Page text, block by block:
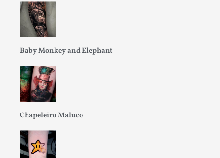
Baby Monkey and Elephant
Chapeleiro Maluco